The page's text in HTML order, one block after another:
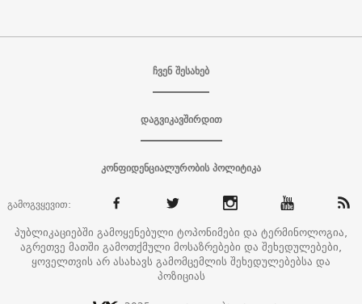
ჩვენ შესახებ
დაგვიკავშირდით
კონფიდენციალურობის პოლიტიკა
გამოგვყევით:
პუბლიკაციებში გამოყენებული ტოპონიმები და ტერმინოლოგია,
აგრეთვე მათში გამოთქმული მოსაზრებები და შეხედულებები,
ყოველთვის არ ასახავს გამომცემლის შეხედულებებსა და
პოზიციას